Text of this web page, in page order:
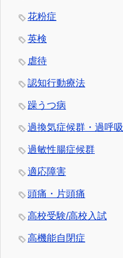
花粉症
英検
虐待
認知行動療法
躁うつ病
過換気症候群・過呼吸
過敏性腸症候群
適応障害
頭痛・片頭痛
高校受験/高校入試
高機能自閉症